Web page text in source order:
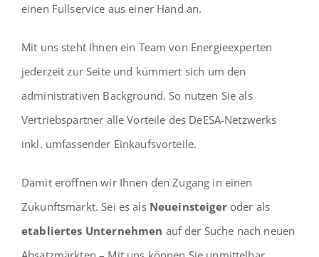
einen Fullservice aus einer Hand an.
Mit uns steht Ihnen ein Team von Energieexperten
jederzeit zur Seite und kümmert sich um den
administrativen Background. So nutzen Sie als
Vertriebspartner alle Vorteile des DeESA-Netzwerks
inkl. umfassender Einkaufsvorteile.
Damit eröffnen wir Ihnen den Zugang in einen
Zukunftsmarkt. Sei es als Neueinsteigeroder als
etabliertes Unternehmen auf der Suche nach neuen